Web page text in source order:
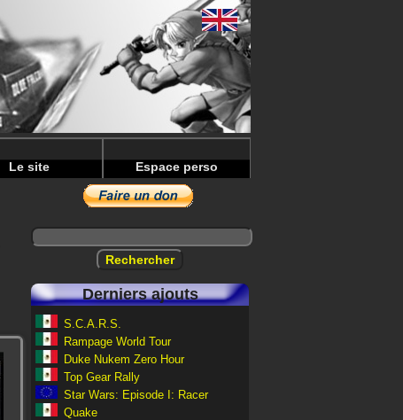
Le site Espace perso
Derniers ajouts
S.C.A.R.S.
Rampage World Tour
Duke Nukem Zero Hour
Top Gear Rally
Star Wars: Episode I: Racer
Quake